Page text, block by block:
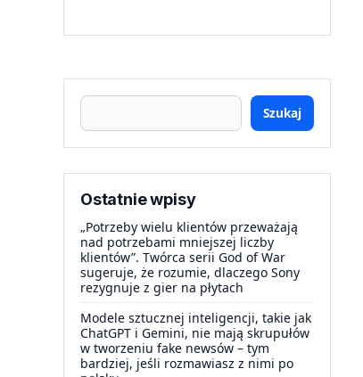
Szukaj
Ostatnie wpisy
„Potrzeby wielu klientów przeważają
nad potrzebami mniejszej liczby
klientów”. Twórca serii God of War
sugeruje, że rozumie, dlaczego Sony
rezygnuje z gier na płytach
Modele sztucznej inteligencji, takie jak
ChatGPT i Gemini, nie mają skrupułów
w tworzeniu fake newsów – tym
bardziej, jeśli rozmawiasz z nimi po